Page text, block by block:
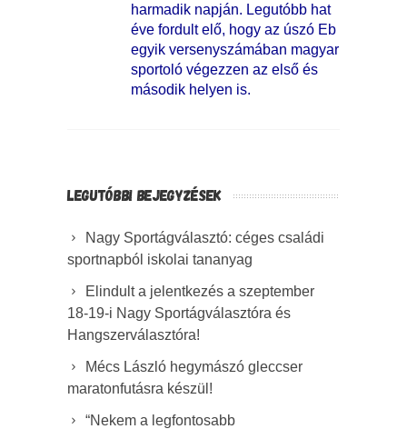
harmadik napján. Legutóbb hat
éve fordult elő, hogy az úszó Eb
egyik versenyszámában magyar
sportoló végezzen az első és
második helyen is.
LEGUTÓBBI BEJEGYZÉSEK
Nagy Sportágválasztó: céges családi
sportnapból iskolai tananyag
Elindult a jelentkezés a szeptember
18-19-i Nagy Sportágválasztóra és
Hangszerválasztóra!
Mécs László hegymászó gleccser
maratonfutásra készül!
“Nekem a legfontosabb